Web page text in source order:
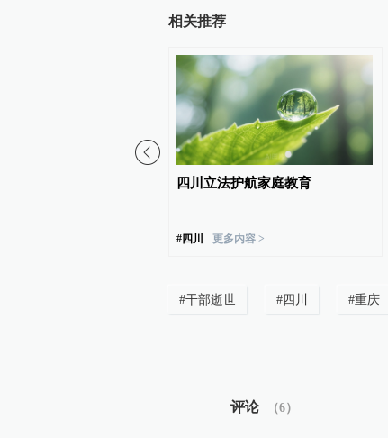
相关推荐
四川立法护航家庭教育
#四川 更多内容 >
#干部逝世 #四川 #重庆
评论 （6）